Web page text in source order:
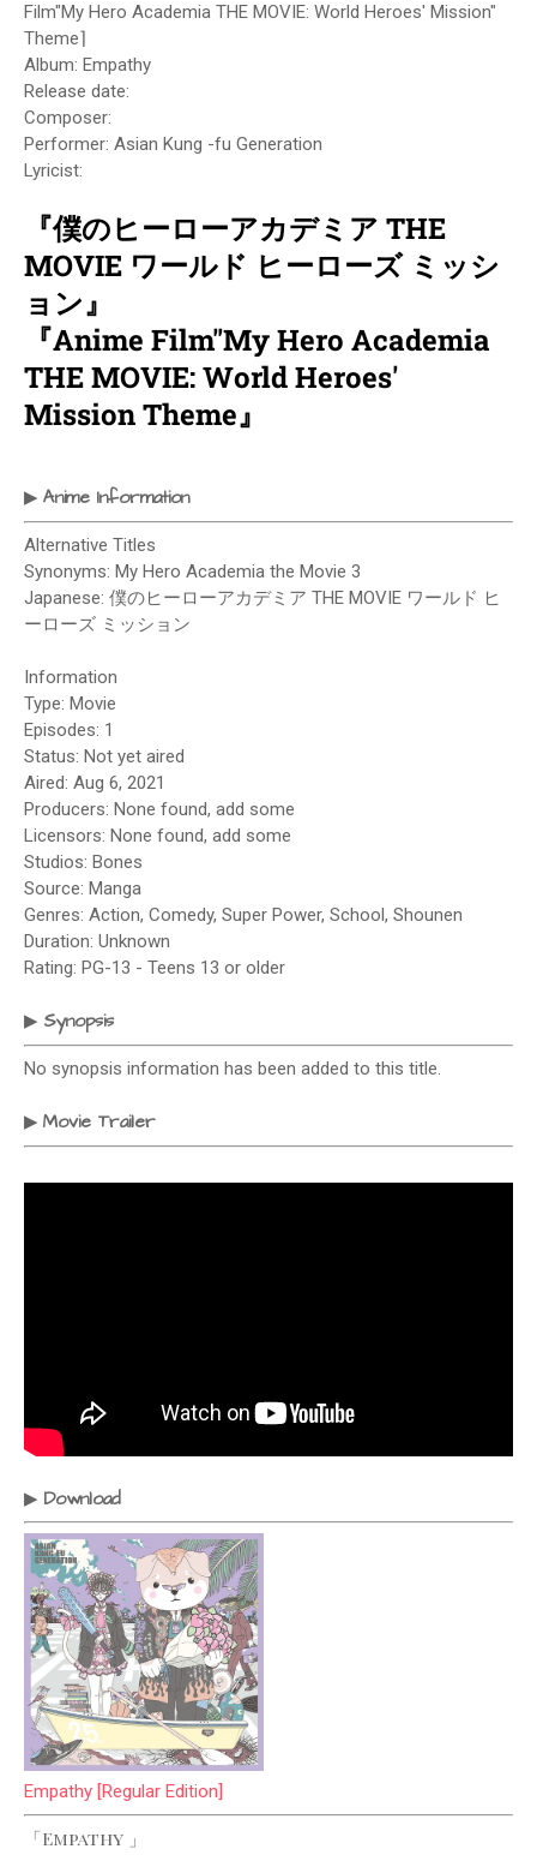
Film"My Hero Academia THE MOVIE: World Heroes' Mission"
Theme⌉
Album: Empathy
Release date:
Composer:
Performer: Asian Kung -fu Generation
Lyricist:
『僕のヒーローアカデミア THE
MOVIE ワールド ヒーローズ ミッシ
ョン』
『Anime Film"My Hero Academia
THE MOVIE: World Heroes'
Mission Theme』
▶ Anime Information
Alternative Titles
Synonyms: My Hero Academia the Movie 3
Japanese: 僕のヒーローアカデミア THE MOVIE ワールド ヒ
ーローズ ミッション
Information
Type: Movie
Episodes: 1
Status: Not yet aired
Aired: Aug 6, 2021
Producers: None found, add some
Licensors: None found, add some
Studios: Bones
Source: Manga
Genres: Action, Comedy, Super Power, School, Shounen
Duration: Unknown
Rating: PG-13 - Teens 13 or older
▶ Synopsis
No synopsis information has been added to this title.
▶ Movie Trailer
▶ Download
Empathy [Regular Edition]
「Empathy 」